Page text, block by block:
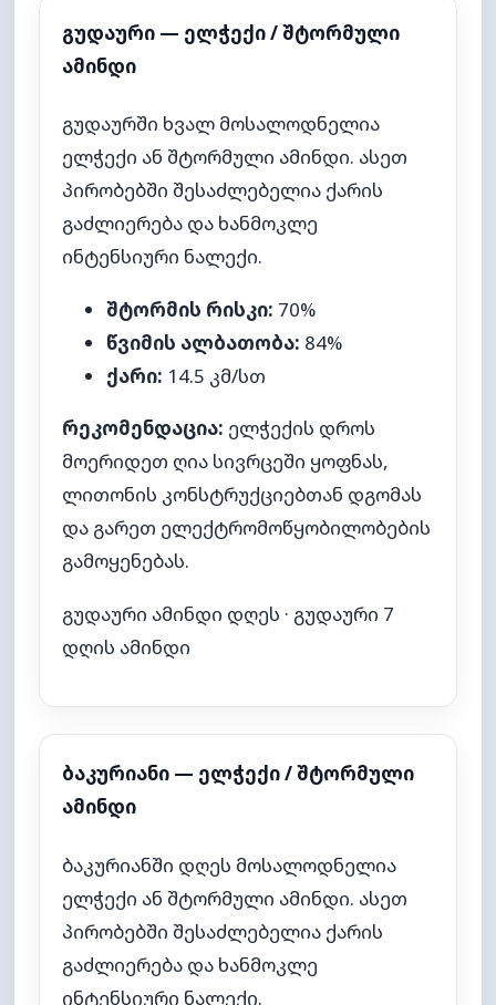
გუდაური — ელჭექი / შტორმული
ამინდი
გუდაურში ხვალ მოსალოდნელია
ელჭექი ან შტორმული ამინდი. ასეთ
პირობებში შესაძლებელია ქარის
გაძლიერება და ხანმოკლე
ინტენსიური ნალექი.
შტორმის რისკი: 70%
წვიმის ალბათობა: 84%
ქარი: 14.5 კმ/სთ
რეკომენდაცია: ელჭექის დროს
მოერიდეთ ღია სივრცეში ყოფნას,
ლითონის კონსტრუქციებთან დგომას
და გარეთ ელექტრომოწყობილობების
გამოყენებას.
გუდაური ამინდი დღეს · გუდაური 7
დღის ამინდი
ბაკურიანი — ელჭექი / შტორმული
ამინდი
ბაკურიანში დღეს მოსალოდნელია
ელჭექი ან შტორმული ამინდი. ასეთ
პირობებში შესაძლებელია ქარის
გაძლიერება და ხანმოკლე
ინტენსიური ნალექი.